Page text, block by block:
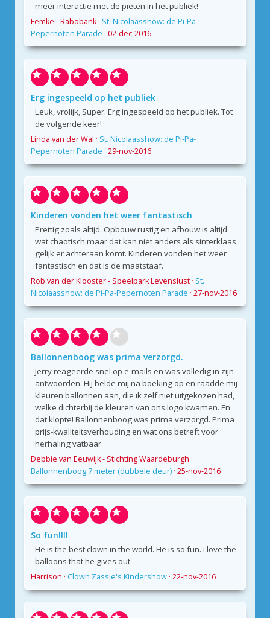
meer interactie met de pieten in het publiek!
Femke - Rabobank· St. Nicolaasshow: de Pi-Pa-
Pepernoten Parade · 02-dec-2016
Erg ingespeeld op het publiek
Leuk, vrolijk, Super. Erg ingespeeld op het publiek. Tot
de volgende keer!
Linda van der Wal · St. Nicolaasshow: de Pi-Pa-
Pepernoten Parade · 29-nov-2016
Kinderen vonden het weer fantastisch
Prettig zoals altijd. Opbouw rustig en afbouw is altijd
wat chaotisch maar dat kan niet anders als sinterklaas
gelijk er achteraan komt. Kinderen vonden het weer
fantastisch en dat is de maatstaaf.
Rob van der Klooster - Speelpark Levenslust · St.
Nicolaasshow: de Pi-Pa-Pepernoten Parade · 27-nov-2016
Ballonnenboog was prima verzorgd.
Jerry reageerde snel op e-mails en was volledig in zijn
antwoorden. Hij belde mij na boeking op en raadde mij
kleuren ballonnen aan, die ik zelf niet uitgekozen had,
welke dichterbij de kleuren van ons logo kwamen. En
dat klopte! Ballonnenboog was prima verzorgd. Prima
prijs-kwaliteitsverhouding en wat ons betreft voor
herhaling vatbaar.
Debbie van Eeuwijk - Stichting Waardeburgh ·
Ballonnenboog 7 meter (dubbele deur) · 25-nov-2016
So fun!!!!
He is the best clown in the world. He is so fun. i love the
balloons that he gives out
Harrison · Clown Zassie's Kindershow · 22-nov-2016